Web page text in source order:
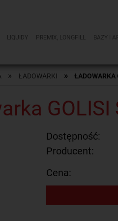
LIQUIDY PREMIX, LONGFILL BAZY I
» ŁADOWARKI » ŁADOWARKA
GOLISI
Dostępność:
Producent:
Cena: